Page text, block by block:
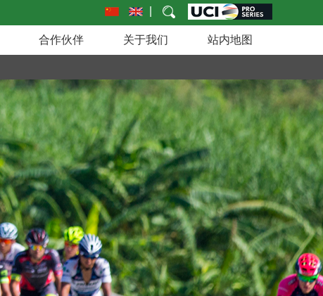
合作伙伴 关于我们 站内地图